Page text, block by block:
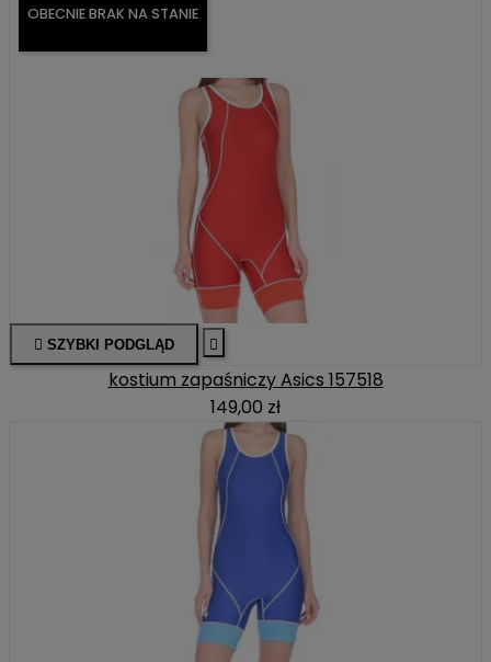
OBECNIE BRAK NA STANIE
 SZYBKI PODGLĄD 
kostium zapaśniczy Asics 157518
149,00 zł